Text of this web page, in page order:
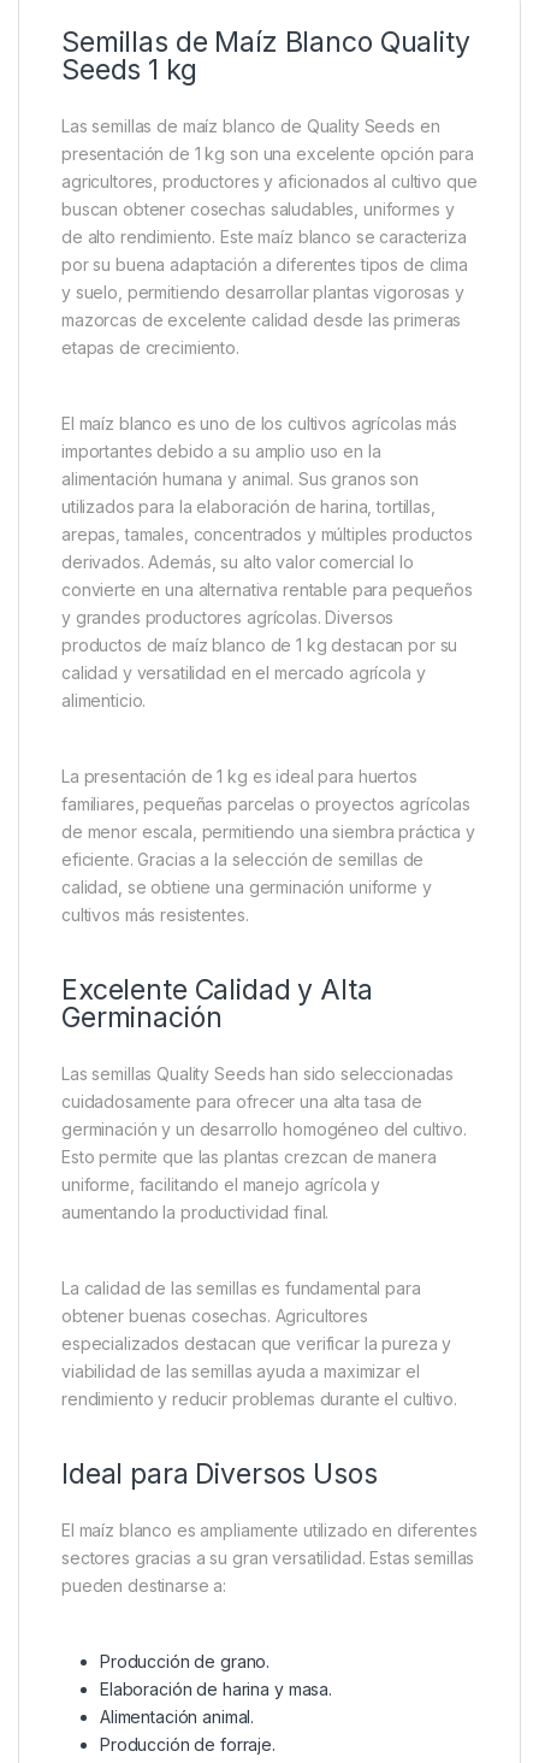
Descripción Specification
Semillas de Maíz Blanco Quality
Seeds 1 kg
Las semillas de maíz blanco deQuality Seedsen
presentación de 1 kg son una excelente opción para
agricultores, productores y aficionados al cultivo que
buscan obtener cosechas saludables, uniformes y
de alto rendimiento. Este maíz blanco se caracteriza
por su buena adaptación a diferentes tipos de clima
y suelo, permitiendo desarrollar plantas vigorosas y
mazorcas de excelente calidad desde las primeras
etapas de crecimiento.
alimentación humana y animal. Sus granos son
utilizados para la elaboración de harina, tortillas,
arepas, tamales, concentrados y múltiples productos
derivados. Además, su alto valor comercial lo
convierte en una alternativa rentable para pequeños
y grandes productores agrícolas. Diversos
alimenticio.
La presentación de 1 kg es ideal para huertos
familiares, pequeñas parcelas o proyectos agrícolas
de menor escala, permitiendo una siembra práctica y
eficiente. Gracias a la selección de semillas de
calidad, se obtiene una germinación uniforme y
cultivos más resistentes.
Excelente Calidad y Alta
Germinación
Las semillas Quality Seeds han sido seleccionadas
cuidadosamente para ofrecer una alta tasa de
uniforme, facilitando el manejo agrícola y
La calidad de las semillas es fundamental para
viabilidad de las semillas ayuda a maximizar el
rendimiento y reducir problemas durante el cultivo.